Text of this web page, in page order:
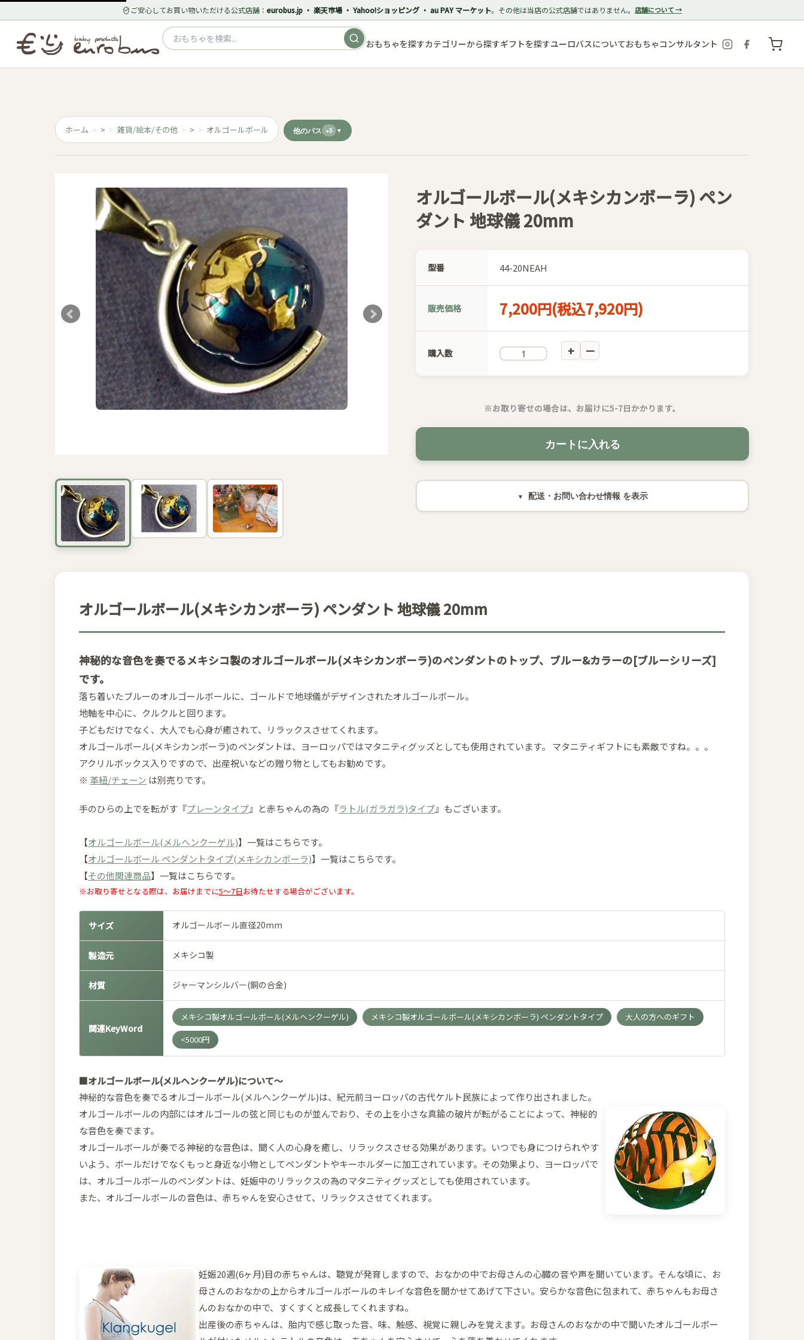
ご安心してお買い物いただける公式店舗： eurobus.jp ・ 楽天市場 ・ Yahoo!ショッピング ・ au PAY マーケット。その他は当店の公式店舗ではありません。 店舗について →
おもちゃを探すカテゴリーから探すギフトを探すユーロバスについておもちゃコンサルタント
ホーム > 雑貨/絵本/その他 > オルゴールボール 他のパス +5
オルゴールボール(メキシカンボーラ) ペン
ダント 地球儀 20mm
型番 44-20NEAH
販売価格 7,200円(税込7,920円)
購入数
※お取り寄せの場合は、お届けに5-7日かかります。
カートに入れる
配送・お問い合わせ情報
オルゴールボール(メキシカンボーラ) ペンダント 地球儀 20mm
神秘的な音色を奏でるメキシコ製のオルゴールボール(メキシカンボーラ)のペンダントのトップ、ブルー&カラーの[ブルーシリーズ]
です。
落ち着いたブルーのオルゴールボールに、ゴールドで地球儀がデザインされたオルゴールボール。
地軸を中心に、クルクルと回ります。
子どもだけでなく、大人でも心身が癒されて、リラックスさせてくれます。
オルゴールボール(メキシカンボーラ)のペンダントは、ヨーロッパではマタニティグッズとしても使用されています。 マタニティギフトにも素敵ですね。。。
アクリルボックス入りですので、出産祝いなどの贈り物としてもお勧めです。
※ 革紐/チェーン は別売りです。
手のひらの上でを転がす『プレーンタイプ』と赤ちゃんの為の『ラトル(ガラガラ)タイプ』もございます。
【オルゴールボール(メルヘンクーゲル)】一覧はこちらです。
【オルゴールボール ペンダントタイプ(メキシカンボーラ)】一覧はこちらです。
【その他関連商品】一覧はこちらです。
※お取り寄せとなる際は、お届けまでに5～7日お待たせする場合がございます。
サイズ オルゴールボール直径20mm
製造元 メキシコ製
材質 ジャーマンシルバー(銅の合金)
関連KeyWord
メキシコ製オルゴールボール(メルヘンクーゲル) メキシコ製オルゴールボール(メキシカンボーラ) ペンダントタイプ
大人の方へのギフト
<5000円
■オルゴールボール(メルヘンクーゲル)について～
神秘的な音色を奏でるオルゴールボール(メルヘンクーゲル)は、紀元前ヨーロッパの古代ケルト民族によって作り出されました。
オルゴールボールの内部にはオルゴールの弦と同じものが並んでおり、その上を小さな真鍮の破片が転がることによって、神秘的
な音色を奏でます。
オルゴールボールが奏でる神秘的な音色は、聞く人の心身を癒し、リラックスさせる効果があります。いつでも身につけられやす
いよう、ボールだけでなくもっと身近な小物としてペンダントやキーホルダーに加工されています。その効果より、ヨーロッパで
は、オルゴールボールのペンダントは、妊娠中のリラックスの為のマタニティグッズとしても使用されています。
また、オルゴールボールの音色は、赤ちゃんを安心させて、リラックスさせてくれます。
妊娠20週(6ヶ月)目の赤ちゃんは、聴覚が発育しますので、おなかの中でお母さんの心臓の音や声を聞いています。そんな頃に、お
母さんのおなかの上からオルゴールボールのキレイな音色を聞かせてあげて下さい。安らかな音色に包まれて、赤ちゃんもお母さ
んのおなかの中で、すくすくと成長してくれますね。
出産後の赤ちゃんは、胎内で感じ取った音、味、触感、視覚に親しみを覚えます。お母さんのおなかの中で聞いたオルゴールボー